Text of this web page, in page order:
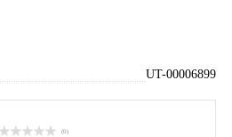
UT-00006899
(0)